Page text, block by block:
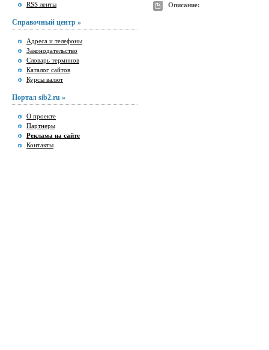
RSS ленты
Справочный центр »
Адреса и телефоны
Законодательство
Словарь терминов
Каталог сайтов
Курсы валют
Портал sib2.ru »
О проекте
Партнеры
Реклама на сайте
Контакты
Описание: